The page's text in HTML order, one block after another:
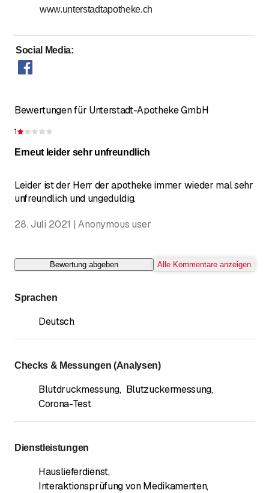
www.unterstadtapotheke.ch
Social Media:
Bewertungen für Unterstadt-Apotheke GmbH
1
Erneut leider sehr unfreundlich
Leider ist der Herr der apotheke immer wieder mal sehr
unfreundlich und ungeduldig.
28. Juli 2021 | Anonymous user
Bewertung abgeben Alle Kommentare anzeigen
Sprachen
Deutsch
Checks & Messungen (Analysen)
Blutdruckmessung, Blutzuckermessung,
Corona-Test
Dienstleistungen
Hauslieferdienst,
Interaktionsprüfung von Medikamenten,